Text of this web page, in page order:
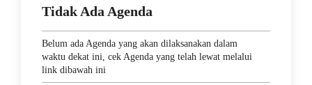
Tidak Ada Agenda
Belum ada Agenda yang akan dilaksanakan dalam
waktu dekat ini, cek Agenda yang telah lewat melalui
link dibawah ini